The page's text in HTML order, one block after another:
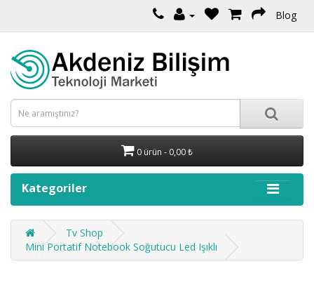
Blog
0 ürün - 0,00 ₺
Kategoriler
Tv Shop
Mini Portatif Notebook Soğutucu Led Işıklı